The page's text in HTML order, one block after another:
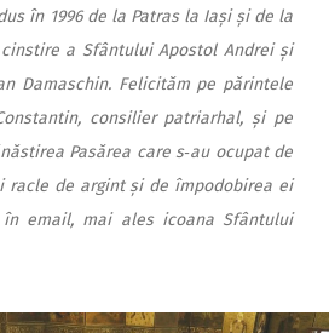
în 1996 de la Patras la Iași și de la
a Sfântului Apostol Andrei și
Damaschin. Felicităm pe părintele
consilier patriarhal, și pe
Pasărea care s‑au ocupat de
racle de argint și de împodobirea ei
email, mai ales icoana Sfântului